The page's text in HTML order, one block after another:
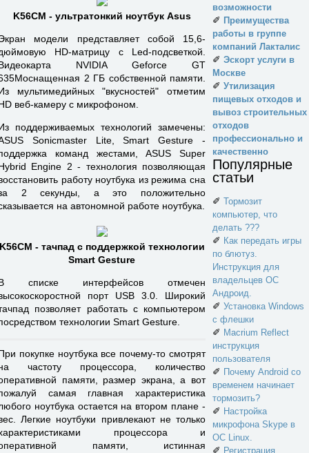
K56CM - ультратонкий ноутбук Asus
модели представляет собой 15,6-
HD-матрицу с Led-подсветкой.
NVIDIA Geforce GT
2 ГБ собственной памяти.
мультимедийных "вкусностей" отметим
веб-камеру с микрофоном.
поддерживаемых технологий замечены:
Sonicmaster Lite, Smart Gesture -
команд жестами, ASUS Super
Engine 2 - технология позволяющая
работу ноутбука из режима сна
2 секунды, а это положительно
на автономной работе ноутбука.
- тачпад с поддержкой технологии
Smart Gesture
списке интерфейсов отмечен
порт USB 3.0. Широкий
позволяет работать с компьютером
технологии Smart Gesture.
покупке ноутбука все почему-то смотрят
частоту процессора, количество
памяти, размер экрана, а вот
самая главная характеристика
ноутбука остается на втором плане -
Легкие ноутбуки привлекают не только
процессора и
памяти, истинная
возможности
✐ Преимущества
работы в группе
компаний Лакталис
✐ Эскорт услуги в
Москве
✐ Утилизация
пищевых отходов и
вывоз строительных
отходов
профессионально и
качественно
Популярные
статьи
✐ Тормозит
компьютер, что
делать ???
✐ Как передать игры
по блютуз.
Инструкция для
владельцев ОС
Андроид.
✐ Установка Windows
с флешки
✐ Macrium Reflect
инструкция
пользователя
✐ Почему Android со
временем начинает
тормозить?
✐ Настройка
микрофона Skype в
ОС Linux.
✐ Регистрация